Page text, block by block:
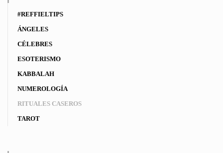
#REFFIELTIPS
ÁNGELES
CÉLEBRES
ESOTERISMO
KABBALAH
NUMEROLOGÍA
RITUALES CASEROS
TAROT